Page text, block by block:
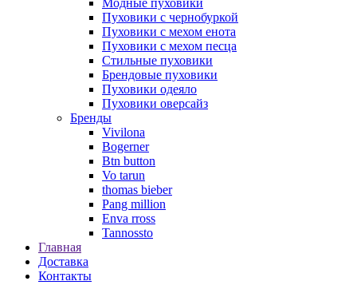
Модные пуховики
Пуховики с чернобуркой
Пуховики с мехом енота
Пуховики с мехом песца
Стильные пуховики
Брендовые пуховики
Пуховики одеяло
Пуховики оверсайз
Бренды
Vivilona
Bogerner
Btn button
Vo tarun
thomas bieber
Pang million
Enva rross
Tannossto
Главная
Доставка
Контакты